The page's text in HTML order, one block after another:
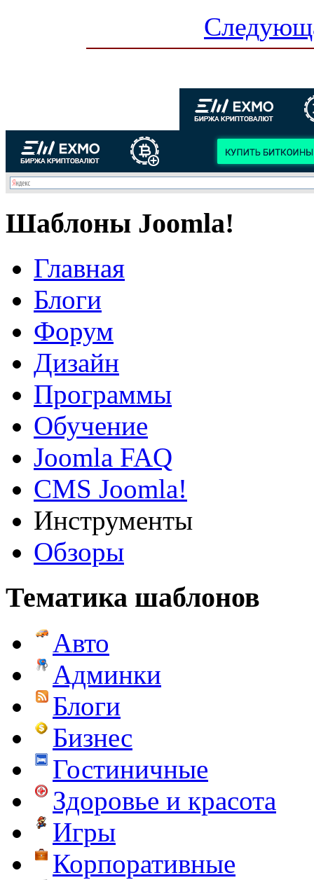
Шаблоны Joomla!
Главная
Блоги
Форум
Дизайн
Программы
Обучение
Joomla FAQ
CMS Joomla!
Инструменты
Обзоры
Тематика шаблонов
Авто
Админки
Блоги
Бизнес
Гостиничные
Здоровье и красота
Игры
Корпоративные